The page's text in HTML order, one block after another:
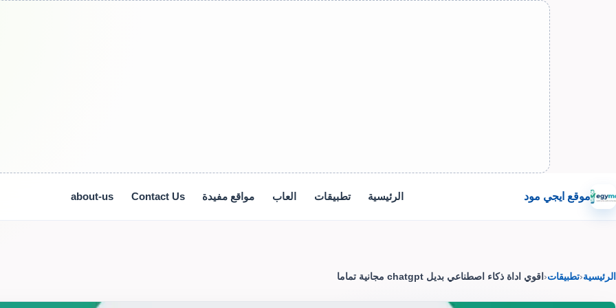
موقع ايجي مود الرئيسية تطبيقات العاب مواقع مفيدة Contact Us
about-us
الرئيسية‹تطبيقات‹ اقوي اداة ذكاء اصطناعي بديل chatgpt مجانية تماما